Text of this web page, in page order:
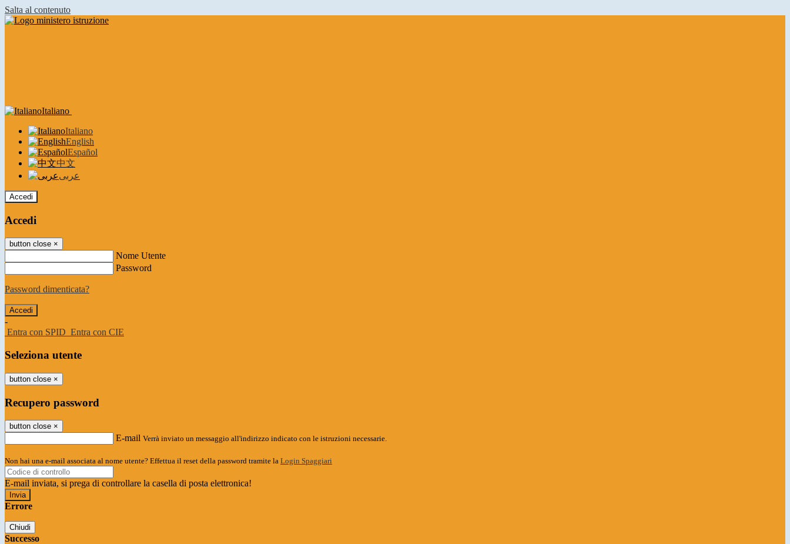
Salta al contenuto
Italiano
Italiano
English
Español
中文
عربى
Accedi
Accedi
button close ×
Nome Utente
Password
Password dimenticata?
-
Entra con SPID Entra con CIE
Seleziona utente
button close ×
Recupero password
button close ×
E-mail Verrà inviato un messaggio all'indirizzo indicato con le istruzioni necessarie.
Non hai una e-mail associata al nome utente? Effettua il reset della password tramite la Login Spaggiari
E-mail inviata, si prega di controllare la casella di posta elettronica!
Errore
Chiudi
Successo